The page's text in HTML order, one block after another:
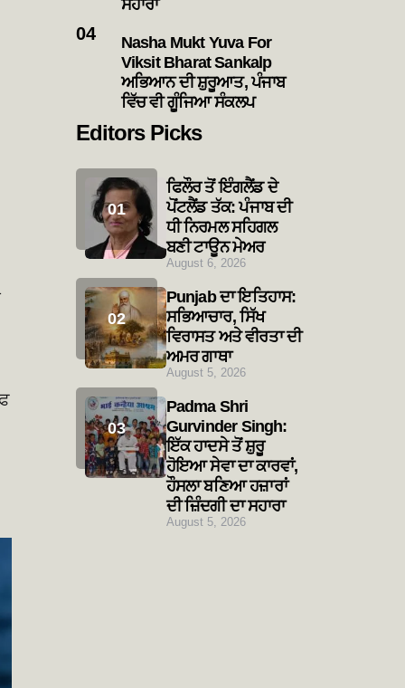
ਸਹਾਰਾ
Nasha Mukt Yuva For
Viksit Bharat Sankalp
ਅਭਿਆਨ ਦੀ ਸ਼ੁਰੂਆਤ, ਪੰਜਾਬ
ਵਿੱਚ ਵੀ ਗੂੰਜਿਆ ਸੰਕਲਪ
Editors Picks
ਫਿਲੌਰ ਤੋਂ ਇੰਗਲੈਂਡ ਦੇ
ਪੋਂਟਲੈਂਡ ਤੱਕ: ਪੰਜਾਬ ਦੀ
ਧੀ ਨਿਰਮਲ ਸਹਿਗਲ
ਬਣੀ ਟਾਊਨ ਮੇਅਰ
August 6, 2026
Punjab ਦਾ ਇਤਿਹਾਸ:
ਸਭਿਆਚਾਰ, ਸਿੱਖ
ਵਿਰਾਸਤ ਅਤੇ ਵੀਰਤਾ ਦੀ
ਅਮਰ ਗਾਥਾ
August 5, 2026
Padma Shri
Gurvinder Singh:
ਇੱਕ ਹਾਦਸੇ ਤੋਂ ਸ਼ੁਰੂ
ਹੋਇਆ ਸੇਵਾ ਦਾ ਕਾਰਵਾਂ,
ਹੌਸਲਾ ਬਣਿਆ ਹਜ਼ਾਰਾਂ
ਦੀ ਜ਼ਿੰਦਗੀ ਦਾ ਸਹਾਰਾ
August 5, 2026